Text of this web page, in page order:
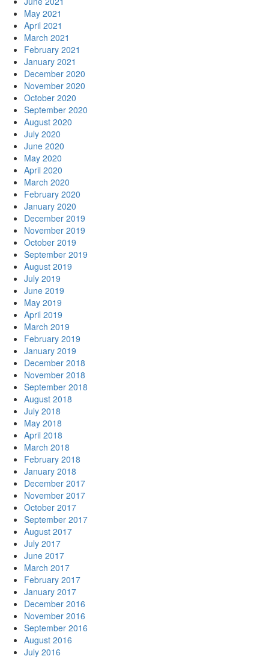
May 2021
April 2021
March 2021
February 2021
January 2021
December 2020
November 2020
October 2020
September 2020
August 2020
July 2020
June 2020
May 2020
April 2020
March 2020
February 2020
January 2020
December 2019
November 2019
October 2019
September 2019
August 2019
July 2019
June 2019
May 2019
April 2019
March 2019
February 2019
January 2019
December 2018
November 2018
September 2018
August 2018
July 2018
May 2018
April 2018
March 2018
February 2018
January 2018
December 2017
November 2017
October 2017
September 2017
August 2017
July 2017
June 2017
March 2017
February 2017
January 2017
December 2016
November 2016
September 2016
August 2016
July 2016